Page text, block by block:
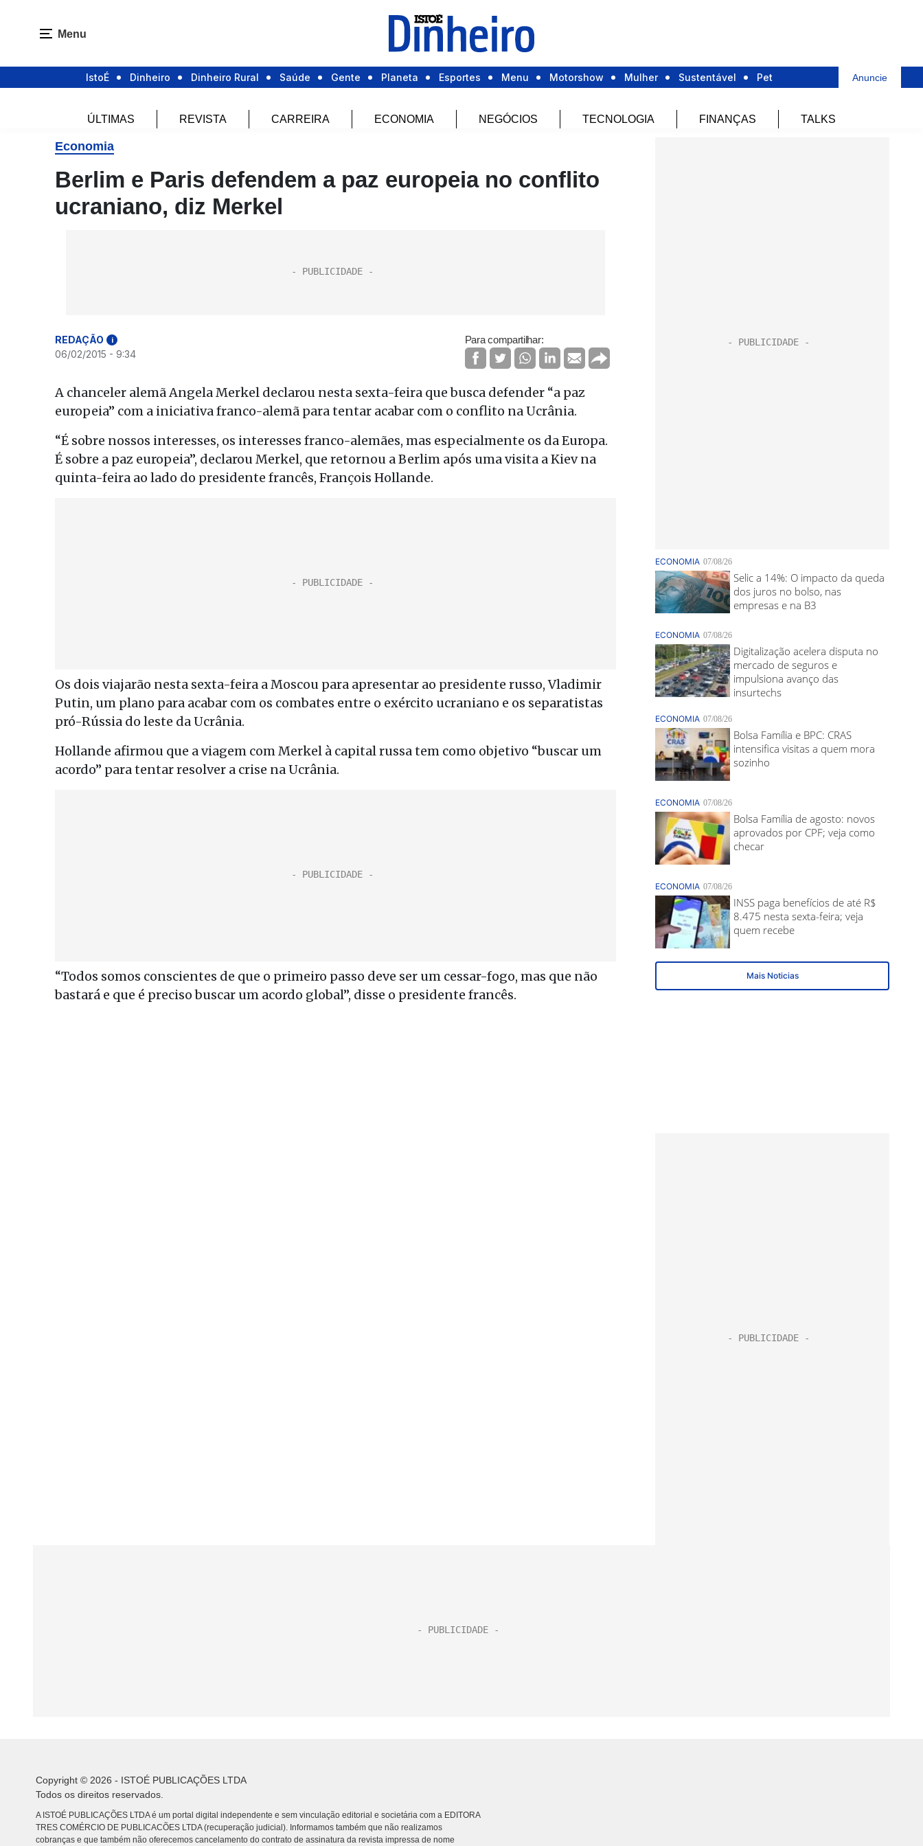
Menu
IstoÉ Dinheiro Dinheiro Rural Saúde Gente Planeta Esportes Menu Motorshow Mulher Sustentável Pet Anuncie
ÚLTIMAS REVISTA CARREIRA ECONOMIA NEGÓCIOS TECNOLOGIA FINANÇAS TALKS
Economia
Berlim e Paris defendem a paz europeia no conflito
ucraniano, diz Merkel
REDAÇÃO i
06/02/2015 - 9:34
Para compartilhar:
A chanceler alemã Angela Merkel declarou nesta sexta-feira que busca defender “a paz
europeia” com a iniciativa franco-alemã para tentar acabar com o conflito na Ucrânia.
“É sobre nossos interesses, os interesses franco-alemães, mas especialmente os da Europa.
É sobre a paz europeia”, declarou Merkel, que retornou a Berlim após uma visita a Kiev na
quinta-feira ao lado do presidente francês, François Hollande.
Os dois viajarão nesta sexta-feira a Moscou para apresentar ao presidente russo, Vladimir
Putin, um plano para acabar com os combates entre o exército ucraniano e os separatistas
pró-Rússia do leste da Ucrânia.
Hollande afirmou que a viagem com Merkel à capital russa tem como objetivo “buscar um
acordo” para tentar resolver a crise na Ucrânia.
“Todos somos conscientes de que o primeiro passo deve ser um cessar-fogo, mas que não
bastará e que é preciso buscar um acordo global”, disse o presidente francês.
Copyright © 2026 - ISTOÉ PUBLICAÇÕES LTDA
Todos os direitos reservados.
A ISTOÉ PUBLICAÇÕES LTDA é um portal digital independente e sem vinculação editorial e societária com a EDITORA
TRES COMÉRCIO DE PUBLICACÕES LTDA (recuperação judicial). Informamos também que não realizamos
cobranças e que também não oferecemos cancelamento do contrato de assinatura da revista impressa de nome